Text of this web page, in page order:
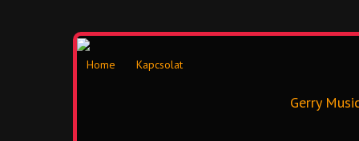
Home Kapcsolat
Gerry